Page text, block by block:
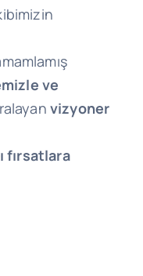
ve
vizyoner
fırsatlara